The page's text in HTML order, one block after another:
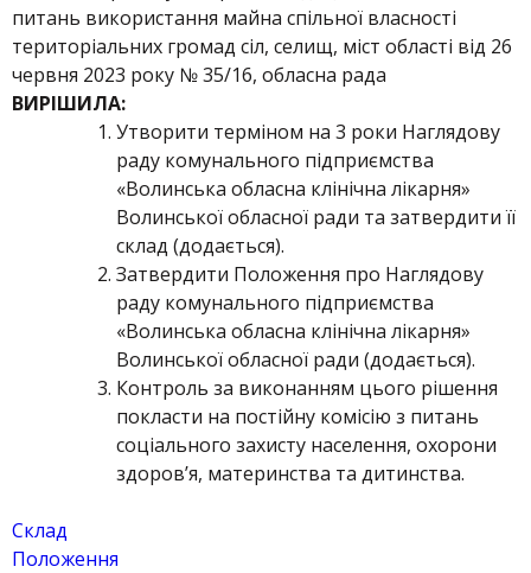
питань використання майна спільної власності
територіальних громад сіл, селищ, міст області від 26
червня 2023 року № 35/16, обласна рада
ВИРІШИЛА:
Утворити терміном на 3 роки Наглядову
раду комунального підприємства
«Волинська обласна клінічна лікарня»
Волинської обласної ради та затвердити її
склад (додається).
Затвердити Положення про Наглядову
раду комунального підприємства
«Волинська обласна клінічна лікарня»
Волинської обласної ради (додається).
Контроль за виконанням цього рішення
покласти на постійну комісію з питань
соціального захисту населення, охорони
здоров’я, материнства та дитинства.
Склад
Положення